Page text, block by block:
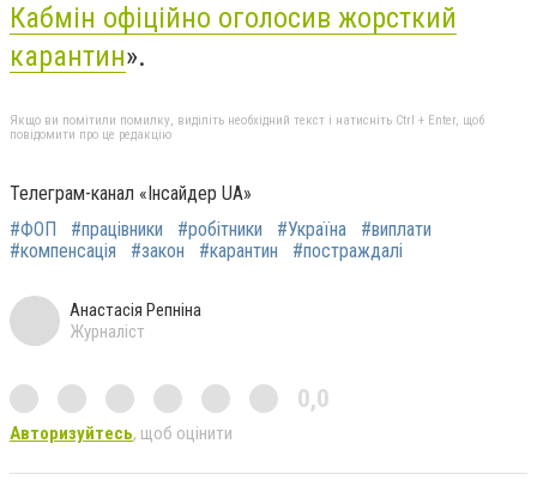
Кабмін офіційно оголосив жорсткий
карантин».
Якщо ви помітили помилку, виділіть необхідний текст і натисніть Ctrl + Enter, щоб
повідомити про це редакцію
Телеграм-канал «Інсайдер UA»
#ФОП
#працівники #робітники #Україна
#виплати
#компенсація
#закон #карантин #постраждалі
Анастасія Репніна
Журналіст
0,0
Авторизуйтесь, щоб оцінити